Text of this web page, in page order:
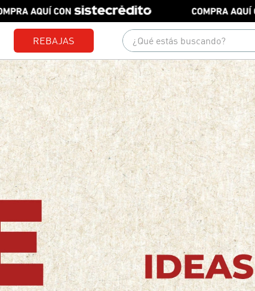
REBAJAS
¿Qué estás buscando?
Términos más buscados
1.gorras
2.camisetas
3.pantalones
4 .jeans
.camisas
6
polo
7.chaquetas
8.short
9 .blusas
10.polos